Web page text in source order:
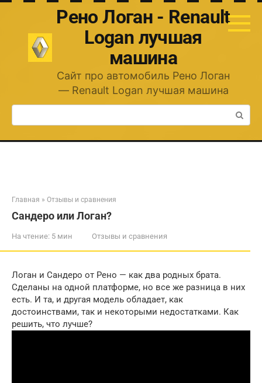
Перейти
Рено Логан - Renault
Logan лучшая
машина
Сайт про автомобиль Рено Логан
— Renault Logan лучшая машина
Поиск:
Главная » Отзывы и сравнения
Сандеро или Логан?
На чтение: 5 мин Отзывы и сравнения
Логан и Сандеро от Рено — как два родных брата.
Сделаны на одной платформе, но все же разница в них
есть. И та, и другая модель обладает, как
достоинствами, так и некоторыми недостатками. Как
решить, что лучше?